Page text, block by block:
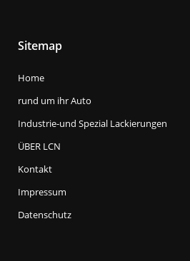
Sitemap
Home
rund um ihr Auto
Industrie-und Spezial Lackierungen
ÜBER LCN
Kontakt
Impressum
Datenschutz